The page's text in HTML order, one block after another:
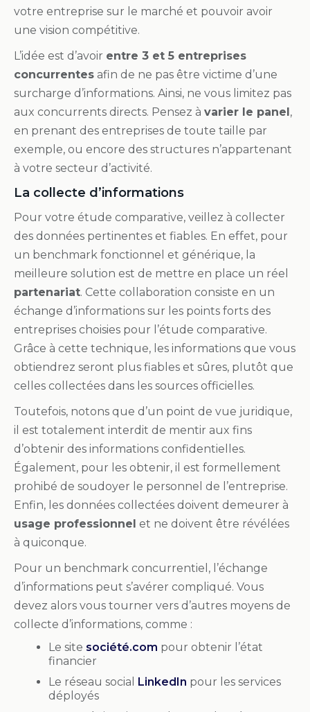
votre entreprise sur le marché et pouvoir avoir
une vision compétitive.
L’idée est d’avoir entre 3 et 5 entreprises
concurrentes afin de ne pas être victime d’une
surcharge d’informations. Ainsi, ne vous limitez pas
aux concurrents directs. Pensez à varier le panel,
en prenant des entreprises de toute taille par
exemple, ou encore des structures n’appartenant
à votre secteur d’activité.
La collecte d’informations
Pour votre étude comparative, veillez à collecter
des données pertinentes et fiables. En effet, pour
un benchmark fonctionnel et générique, la
meilleure solution est de mettre en place un réel
partenariat. Cette collaboration consiste en un
échange d’informations sur les points forts des
entreprises choisies pour l’étude comparative.
Grâce à cette technique, les informations que vous
obtiendrez seront plus fiables et sûres, plutôt que
celles collectées dans les sources officielles.
Toutefois, notons que d’un point de vue juridique,
il est totalement interdit de mentir aux fins
d’obtenir des informations confidentielles.
Également, pour les obtenir, il est formellement
prohibé de soudoyer le personnel de l’entreprise.
Enfin, les données collectées doivent demeurer à
usage professionnel et ne doivent être révélées
à quiconque.
Pour un benchmark concurrentiel, l’échange
d’informations peut s’avérer compliqué. Vous
devez alors vous tourner vers d’autres moyens de
collecte d’informations, comme :
Le site société.com pour obtenir l’état
financier
Le réseau social LinkedIn pour les services
déployés